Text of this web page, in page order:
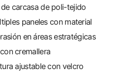
carcasa de poli-tejido
paneles con material
en áreas estratégicas
cremallera
ajustable con velcro